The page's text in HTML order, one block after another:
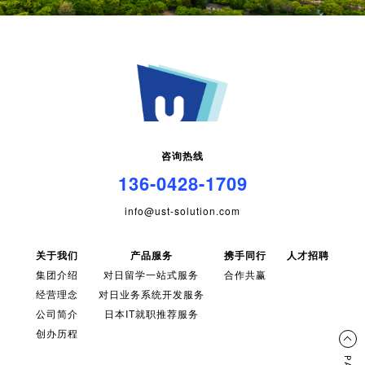
咨询热线
136-0428-1709
info@ust-solution.com
关于我们
集团介绍
经营理念
公司简介
创办历程
产品服务
对日留学一站式服务
对日业务系统开发服务
日本IT就职推荐服务
携手同行
合作共赢
人才招聘